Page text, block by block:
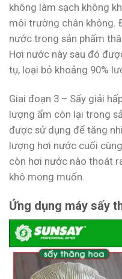
không làm sạch không
môi trường chân không.
nước trong sản phẩm
Hơi nước này sau đó
tụ, loại bỏ khoảng 90%
Giai đoạn 3 – Sấy giải
lượng ẩm còn lại trong
được sử dụng để tăng
lượng hơi nước cuối
còn hơi nước nào thoát
khô mong muốn.
Ứng dụng máy sấy